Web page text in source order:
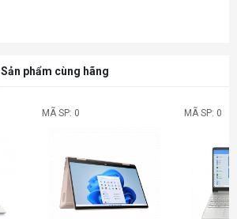
Sản phẩm cùng hãng
MÃ SP: 0 MÃ SP: 0